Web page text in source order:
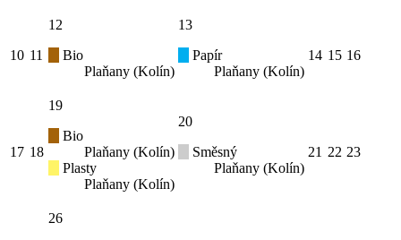
10 11
12
Bio
Plaňany (Kolín)
13
Papír
Plaňany (Kolín)
14 15 16
17 18
19
Bio
Plaňany (Kolín)
Plasty
Plaňany (Kolín)
20
Směsný
Plaňany (Kolín)
21 22 23
26